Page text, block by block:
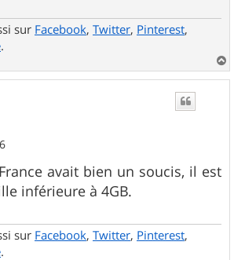
sur Facebook, Twitter, Pinterest,
.
a
avait bien un soucis, il est
inférieure à 4GB.
sur Facebook, Twitter, Pinterest,
.